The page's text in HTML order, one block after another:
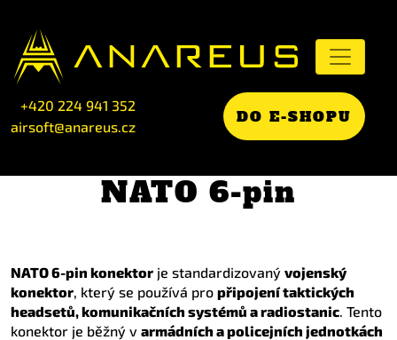
+420 224 941 352
airsoft@anareus.cz
DO E-SHOPU
NATO 6-pin
NATO 6-pin konektor je standardizovaný vojenský
konektor, který se používá pro připojení taktických
headsetů, komunikačních systémů a radiostanic. Tento
konektor je běžný v armádních a policejních jednotkách